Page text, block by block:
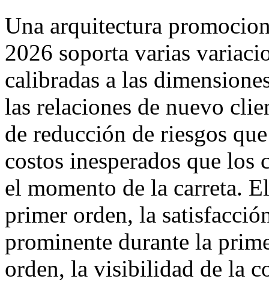
Una arquitectura
2026 soporta varias
calibradas a las
las relaciones de nuevo
de reducción de riesgos
costos inesperados que
el momento de la carreta.
primer orden, la
prominente durante la
orden, la visibilidad de la